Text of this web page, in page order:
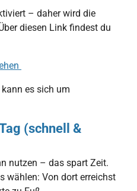
– daher wird die
diesen Link findest du
es sich um
(schnell &
nutzen – das spart Zeit.
wählen: Von dort erreichst